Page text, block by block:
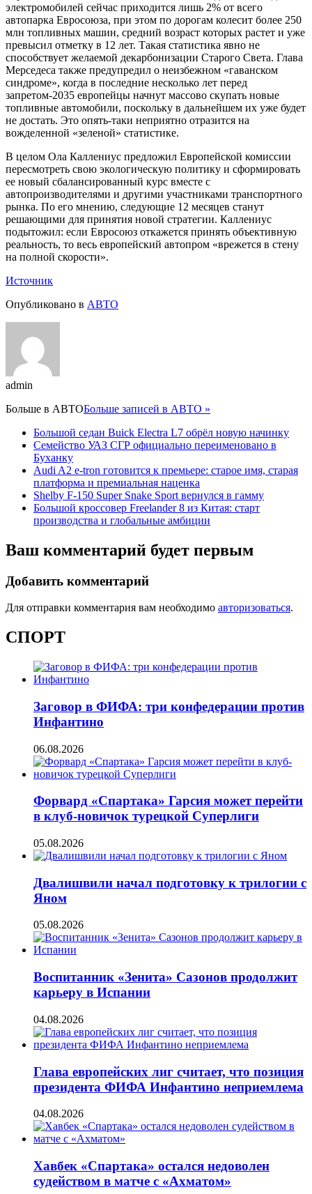
электромобилей сейчас приходится лишь 2% от всего
автопарка Евросоюза, при этом по дорогам колесит более 250
млн топливных машин, средний возраст которых растет и уже
превысил отметку в 12 лет. Такая статистика явно не
способствует желаемой декарбонизации Старого Света. Глава
Мерседеса также предупредил о неизбежном «гаванском
синдроме», когда в последние несколько лет перед
запретом-2035 европейцы начнут массово скупать новые
топливные автомобили, поскольку в дальнейшем их уже будет
не достать. Это опять-таки неприятно отразится на
вожделенной «зеленой» статистике.
В целом Ола Каллениус предложил Европейской комиссии
пересмотреть свою экологическую политику и сформировать
ее новый сбалансированный курс вместе с
автопроизводителями и другими участниками транспортного
рынка. По его мнению, следующие 12 месяцев станут
решающими для принятия новой стратегии. Каллениус
подытожил: если Евросоюз откажется принять объективную
реальность, то весь европейский автопром «врежется в стену
на полной скорости».
Источник
Опубликовано в АВТО
admin
Больше в АВТОБольше записей в АВТО »
Большой седан Buick Electra L7 обрёл новую начинку
Семейство УАЗ СГР официально переименовано в
Буханку
Audi A2 e-tron готовится к премьере: старое имя, старая
платформа и премиальная наценка
Shelby F-150 Super Snake Sport вернулся в гамму
Большой кроссовер Freelander 8 из Китая: старт
производства и глобальные амбиции
Ваш комментарий будет первым
Добавить комментарий
Для отправки комментария вам необходимо авторизоваться.
СПОРТ
Заговор в ФИФА: три конфедерации против
Инфантино
06.08.2026
Форвард «Спартака» Гарсия может перейти
в клуб-новичок турецкой Суперлиги
05.08.2026
Двалишвили начал подготовку к трилогии с
Яном
05.08.2026
Воспитанник «Зенита» Сазонов продолжит
карьеру в Испании
04.08.2026
Глава европейских лиг считает, что позиция
президента ФИФА Инфантино неприемлема
04.08.2026
Хавбек «Спартака» остался недоволен
судейством в матче с «Ахматом»